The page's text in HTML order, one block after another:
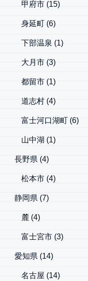
甲府市 (15)
身延町 (6)
下部温泉 (1)
大月市 (3)
都留市 (1)
道志村 (4)
富士河口湖町 (6)
山中湖 (1)
長野県 (4)
松本市 (4)
静岡県 (7)
麓 (4)
富士宮市 (3)
愛知県 (14)
名古屋 (14)